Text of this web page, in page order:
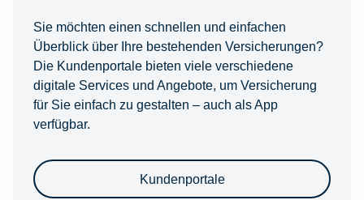
Sie möchten einen schnellen und einfachen
Überblick über Ihre bestehenden Versicherungen?
Die Kundenportale bieten viele verschiedene
digitale Services und Angebote, um Versicherung
für Sie einfach zu gestalten – auch als App
verfügbar.
Kundenportale